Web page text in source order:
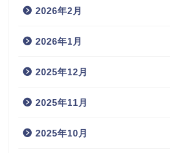
2026年2月
2026年1月
2025年12月
2025年11月
2025年10月